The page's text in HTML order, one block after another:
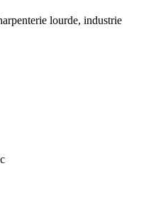
lourde, industrie